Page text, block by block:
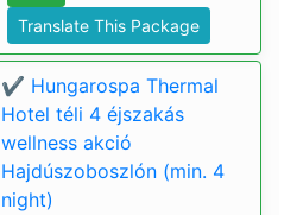
Translate This Package
✔️ Hungarospa Thermal
Hotel téli 4 éjszakás
wellness akció
Hajdúszoboszlón (min. 4
night)